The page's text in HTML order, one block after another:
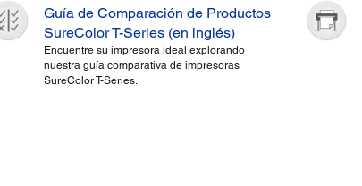
Guía de Comparación de Productos
SureColor T-Series (en inglés)
Encuentre su impresora ideal explorando
nuestra guía comparativa de impresoras
SureColor T-Series.